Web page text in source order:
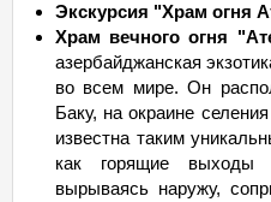
20.12.26Вс- 23.12 Ср
21.12.26 Пн - 24.12 Чт
22.12.26 Вт - 25.12 Пт
23.12.26 Ср - 26.12Сб
25.12.26 Пт - 28.12 Пн
Экскурсия "Храм огня
Храм вечного огня
азербайджанская
во всем мире. Он
Баку, на окраине
известна таким
как горящие выходы
вырываясь наружу,